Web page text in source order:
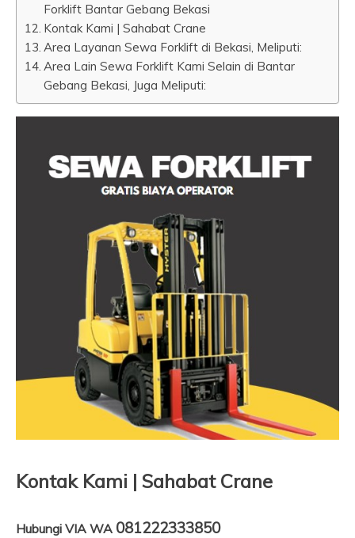
Forklift Bantar Gebang Bekasi
Kontak Kami | Sahabat Crane
Area Layanan Sewa Forklift di Bekasi, Meliputi:
Area Lain Sewa Forklift Kami Selain di Bantar
Gebang Bekasi, Juga Meliputi:
Kontak Kami | Sahabat Crane
Hubungi VIA WA 081222333850